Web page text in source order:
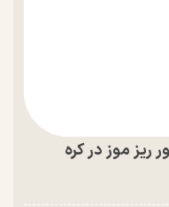
ریز موز در کره